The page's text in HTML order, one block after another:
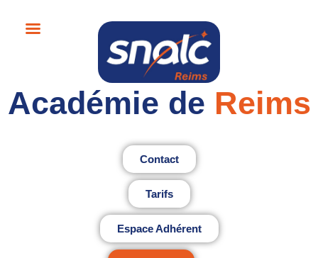
Académie de Reims
Contact
Tarifs
Espace Adhérent